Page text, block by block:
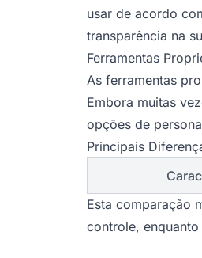
usar de acordo
transparência na
Ferramentas
As ferramentas
Embora muitas
opções de
Principais
Esta comparação
controle,